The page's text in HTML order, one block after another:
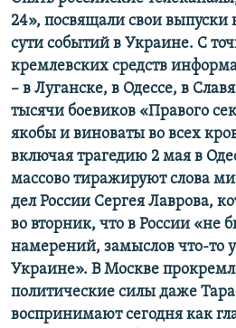
24», посвящали свои
сути событий в Украине. С
кремлевских средств
– в Луганске, в Одессе, в
тысячи боевиков «Правого
якобы и виноваты во всех
включая трагедию 2 мая в
массово тиражируют слова
дел России Сергея Лаврова,
во вторник, что в России «не
намерений, замыслов что-то
Украине». В Москве
политические силы даже
воспринимают сегодня как